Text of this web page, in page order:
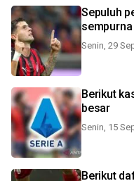
Sepuluh
Senin, 29
Berikut
besar
Senin, 15
Berikut daftar